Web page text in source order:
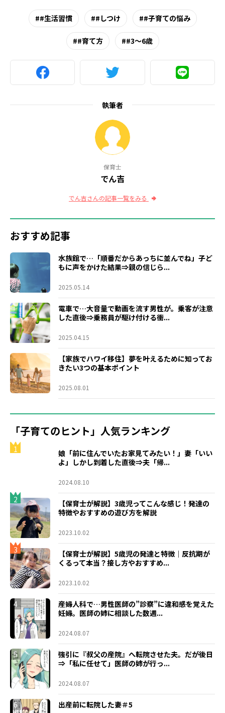
#生活習慣 #しつけ #子育ての悩み
#育て方 #3～6歳
執筆者
保育士
でん吉
でん吉さんの記事一覧をみる
おすすめ記事
水族館で…「順番だからあっちに並んでね」子ど
もに声をかけた結果⇒親の信じら...
2025.05.14
電車で…大音量で動画を流す男性が。乗客が注意
した直後⇒乗務員が駆け付ける衝...
2025.04.15
【家族でハワイ移住】夢を叶えるために知ってお
きたい3つの基本ポイント
2025.08.01
「子育てのヒント」人気ランキング
1
娘「前に住んでいたお家見てみたい！」妻「いい
よ」しかし到着した直後⇒夫「帰...
2024.08.10
2
【保育士が解説】3歳児ってこんな感じ！発達の
特徴やおすすめの遊び方を解説
2023.10.02
3
【保育士が解説】5歳児の発達と特徴｜反抗期が
くるって本当？接し方やおすすめ...
2023.10.02
4
産婦人科で…男性医師の”診察”に違和感を覚えた
妊婦。医師の姉に相談した数週...
2024.08.07
5
強引に『叔父の産院』へ転院させた夫。だが後日
⇒「私に任せて」医師の姉が行っ...
2024.08.07
6 出産前に転院した妻＃5